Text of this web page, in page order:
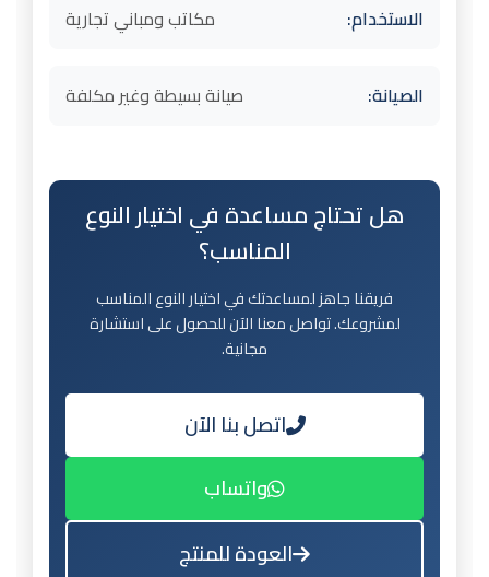
الاستخدام: مكاتب ومباني تجارية
الصيانة: صيانة بسيطة وغير مكلفة
هل تحتاج مساعدة في اختيار النوع
المناسب؟
فريقنا جاهز لمساعدتك في اختيار النوع المناسب
لمشروعك. تواصل معنا الآن للحصول على استشارة
مجانية.
اتصل بنا الآن
واتساب
العودة للمنتج